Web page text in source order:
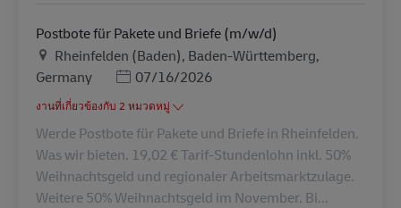
Postbote für Pakete und Briefe (m/w/d)
สถานที่
Rheinfelden (Baden), Baden-Württemberg,
Germany
Posted Date
07/16/2026
งานที่เกี่ยวข้องกับ 2 หมวดหมู่
Werde Postbote für Pakete und Briefe in Rheinfelden.
Was wir bieten. 19,02 € Tarif-Stundenlohn inkl. 50%
Weihnachtsgeld und regionaler Arbeitsmarktzulage.
Weitere 50% Weihnachtsgeld im November. Bi...